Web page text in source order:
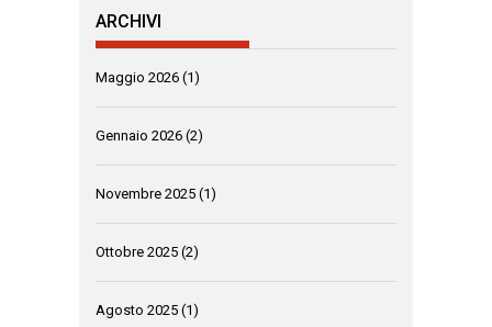
ARCHIVI
Maggio 2026 (1)
Gennaio 2026 (2)
Novembre 2025 (1)
Ottobre 2025 (2)
Agosto 2025 (1)